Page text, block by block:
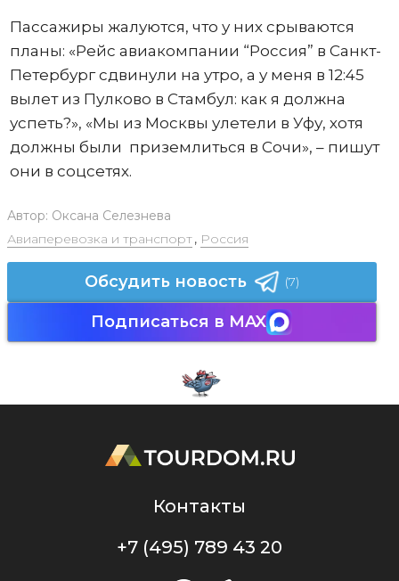
Пассажиры жалуются, что у них срываются
планы: «Рейс авиакомпании “Россия” в Санкт-
Петербург сдвинули на утро, а у меня в 12:45
вылет из Пулково в Стамбул: как я должна
успеть?», «Мы из Москвы улетели в Уфу, хотя
должны были приземлиться в Сочи», – пишут
они в соцсетях.
Автор: Оксана Селезнева
Авиаперевозка и транспорт, Россия
Обсудить новость (7)
Подписаться в MAX
Контакты
+7 (495) 789 43 20